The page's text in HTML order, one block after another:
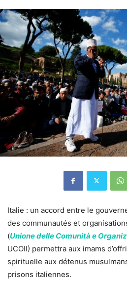
Italie : un accord entre le
des communautés et
(Unione delle Comunità e
UCOII) permettra aux imams
spirituelle aux détenus
prisons italiennes.